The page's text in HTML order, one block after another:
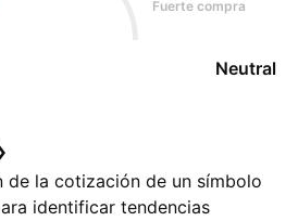
Fuerte compra
Neutral
de la cotización de un símbolo
identificar tendencias